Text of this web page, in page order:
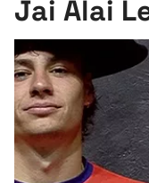
Baloncesto
Ciclismo
Herri-kirolak
Jai Alai